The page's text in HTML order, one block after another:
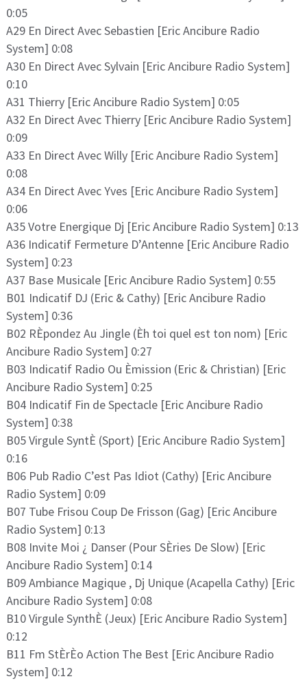
0:05
A29 En Direct Avec Sebastien [Eric Ancibure Radio
System] 0:08
A30 En Direct Avec Sylvain [Eric Ancibure Radio System]
0:10
A31 Thierry [Eric Ancibure Radio System] 0:05
A32 En Direct Avec Thierry [Eric Ancibure Radio System]
0:09
A33 En Direct Avec Willy [Eric Ancibure Radio System]
0:08
A34 En Direct Avec Yves [Eric Ancibure Radio System]
0:06
A35 Votre Energique Dj [Eric Ancibure Radio System] 0:13
A36 Indicatif Fermeture D’Antenne [Eric Ancibure Radio
System] 0:23
A37 Base Musicale [Eric Ancibure Radio System] 0:55
B01 Indicatif DJ (Eric & Cathy) [Eric Ancibure Radio
System] 0:36
B02 RÈpondez Au Jingle (Èh toi quel est ton nom) [Eric
Ancibure Radio System] 0:27
B03 Indicatif Radio Ou Èmission (Eric & Christian) [Eric
Ancibure Radio System] 0:25
B04 Indicatif Fin de Spectacle [Eric Ancibure Radio
System] 0:38
B05 Virgule SyntÈ (Sport) [Eric Ancibure Radio System]
0:16
B06 Pub Radio C’est Pas Idiot (Cathy) [Eric Ancibure
Radio System] 0:09
B07 Tube Frisou Coup De Frisson (Gag) [Eric Ancibure
Radio System] 0:13
B08 Invite Moi ¿ Danser (Pour SÈries De Slow) [Eric
Ancibure Radio System] 0:14
B09 Ambiance Magique , Dj Unique (Acapella Cathy) [Eric
Ancibure Radio System] 0:08
B10 Virgule SynthÈ (Jeux) [Eric Ancibure Radio System]
0:12
B11 Fm StÈrÈo Action The Best [Eric Ancibure Radio
System] 0:12